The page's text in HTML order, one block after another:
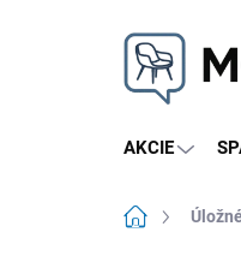
AKCIE
Domov